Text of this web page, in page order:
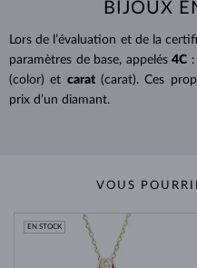
BIJOUX
Lors de l’évaluation et de la
paramètres de base, appelés 4C :
(color) et carat (carat). Ces
prix d’un diamant.
VOUS
EN STOCK